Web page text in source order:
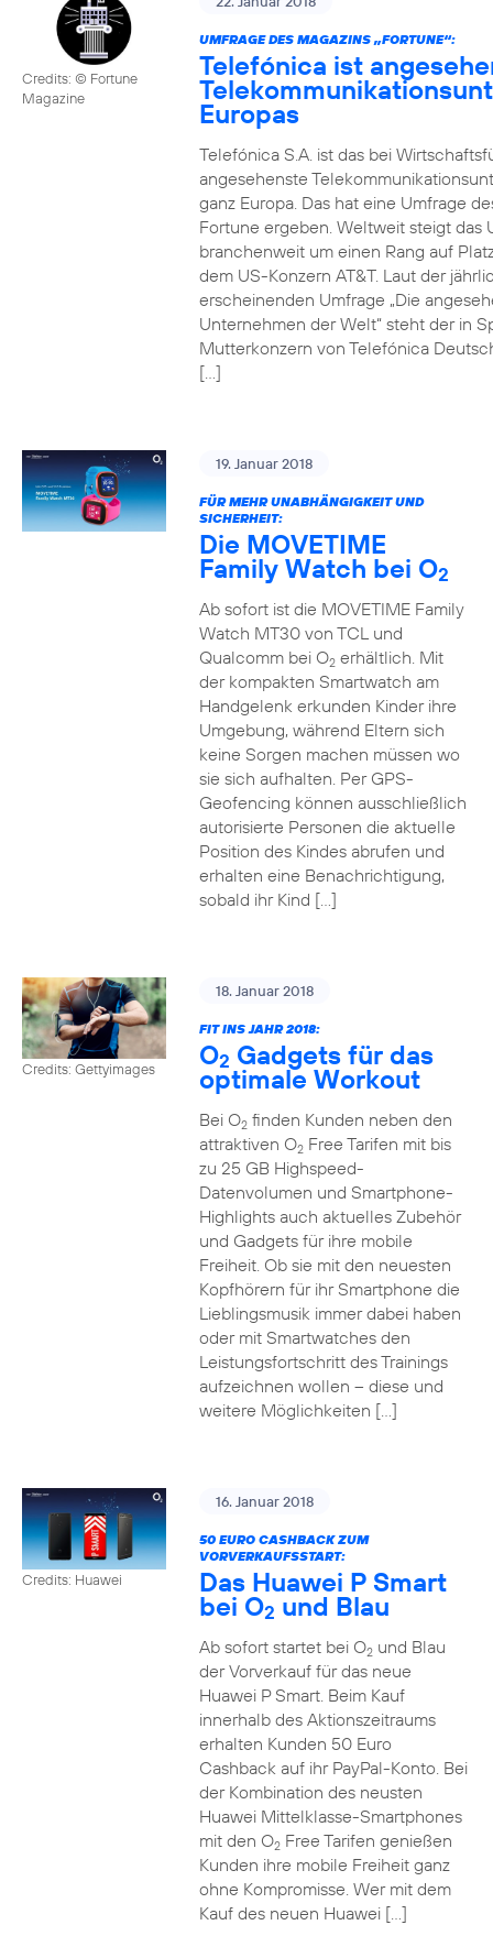
Credits: © Fortune
Magazine
UMFRAGE DES MAGAZINS „FORTUNE“:
Telefónica ist
Europas
Telefónica S.A. ist das bei
angesehenste
ganz Europa. Das hat eine Umfrage
Fortune ergeben. Weltweit steigt das
branchenweit um einen Rang auf
dem US-Konzern AT&T. Laut der
erscheinenden Umfrage „Die
Unternehmen der Welt“ steht der in
Mutterkonzern von Telefónica
[…]
19. Januar 2018
FÜR MEHR UNABHÄNGIGKEIT UND
SICHERHEIT:
Die MOVETIME
Family Watch bei O2
Ab sofort ist die MOVETIME Family
Watch MT30 von TCL und
Qualcomm bei O2erhältlich. Mit
der kompakten Smartwatch am
Handgelenk erkunden Kinder ihre
Umgebung, während Eltern sich
keine Sorgen machen müssen wo
sie sich aufhalten. Per GPS-
Geofencing können ausschließlich
autorisierte Personen die aktuelle
Position des Kindes abrufen und
erhalten eine Benachrichtigung,
sobald ihr Kind […]
Credits: Gettyimages
18. Januar 2018
FIT INS JAHR 2018:
O2 Gadgets für das
optimale Workout
Bei O2finden Kunden neben den
attraktiven O2Free Tarifen mit bis
zu 25 GB Highspeed-
Datenvolumen und Smartphone-
Highlights auch aktuelles Zubehör
und Gadgets für ihre mobile
Freiheit. Ob sie mit den neuesten
Kopfhörern für ihr Smartphone die
Lieblingsmusik immer dabei haben
oder mit Smartwatches den
Leistungsfortschritt des Trainings
aufzeichnen wollen – diese und
weitere Möglichkeiten […]
Credits: Huawei
16. Januar 2018
50 EURO CASHBACK ZUM
VORVERKAUFSSTART:
Das Huawei P Smart
bei O2 und Blau
Ab sofort startet bei O2und Blau
der Vorverkauf für das neue
Huawei P Smart. Beim Kauf
innerhalb des Aktionszeitraums
erhalten Kunden 50 Euro
Cashback auf ihr PayPal-Konto. Bei
der Kombination des neusten
Huawei Mittelklasse-Smartphones
mit den O2Free Tarifen genießen
Kunden ihre mobile Freiheit ganz
ohne Kompromisse. Wer mit dem
Kauf des neuen Huawei […]